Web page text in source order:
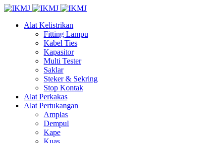
Alat Kelistrikan
Fitting Lampu
Kabel Ties
Kapasitor
Multi Tester
Saklar
Steker & Sekring
Stop Kontak
Alat Perkakas
Alat Pertukangan
Amplas
Dempul
Kape
Kuas